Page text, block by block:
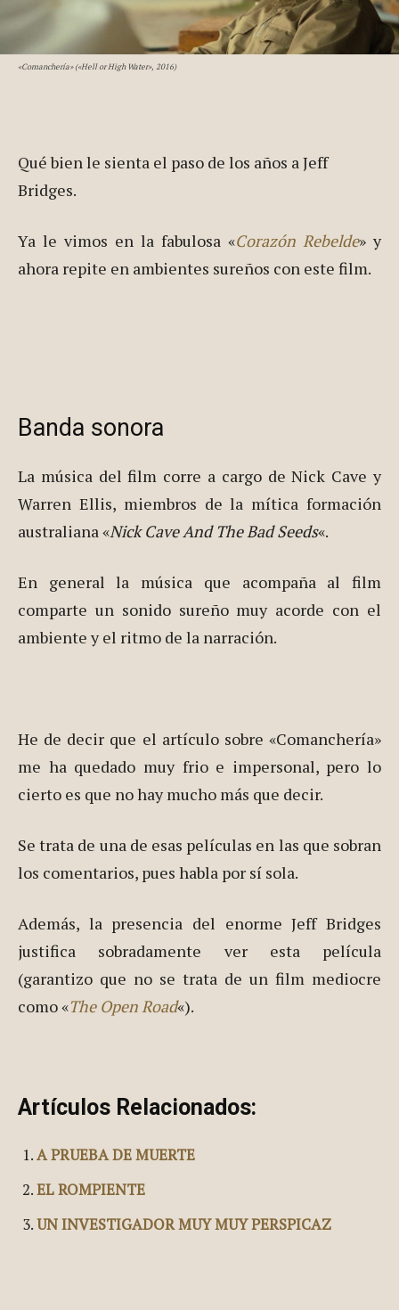
«Comanchería» («Hell or High Water», 2016)
Qué bien le sienta el paso de los años a Jeff
Bridges.
Ya le vimos en la fabulosa «Corazón Rebelde» y
ahora repite en ambientes sureños con este film.
Banda sonora
La música del film corre a cargo de Nick Cave y
Warren Ellis, miembros de la mítica formación
australiana «Nick Cave And The Bad Seeds«.
En general la música que acompaña al film
comparte un sonido sureño muy acorde con el
ambiente y el ritmo de la narración.
He de decir que el artículo sobre «Comanchería»
me ha quedado muy frio e impersonal, pero lo
cierto es que no hay mucho más que decir.
Se trata de una de esas películas en las que sobran
los comentarios, pues habla por sí sola.
Además, la presencia del enorme Jeff Bridges
justifica sobradamente ver esta película
(garantizo que no se trata de un film mediocre
como «The Open Road«).
Artículos Relacionados:
A PRUEBA DE MUERTE
EL ROMPIENTE
UN INVESTIGADOR MUY MUY PERSPICAZ